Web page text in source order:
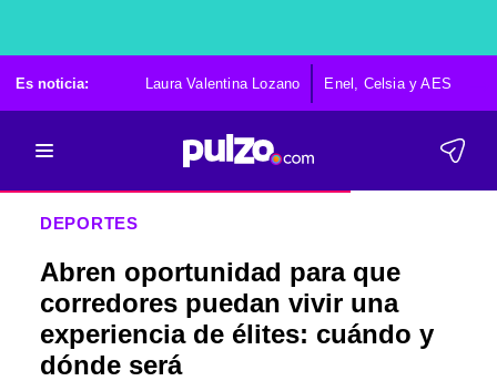
Es noticia: Laura Valentina Lozano Enel, Celsia y AES
DEPORTES
Abren oportunidad para que
corredores puedan vivir una
experiencia de élites: cuándo y
dónde será